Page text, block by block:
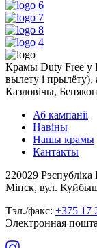
Крамы Duty Free у
вылету і
Казловічы,
Аб кампаніі
Навіны
Нашы крамы
Кантакты
220029 Рэспубліка
Мінск, вул.
Тэл./факс: +375 17
Электронная